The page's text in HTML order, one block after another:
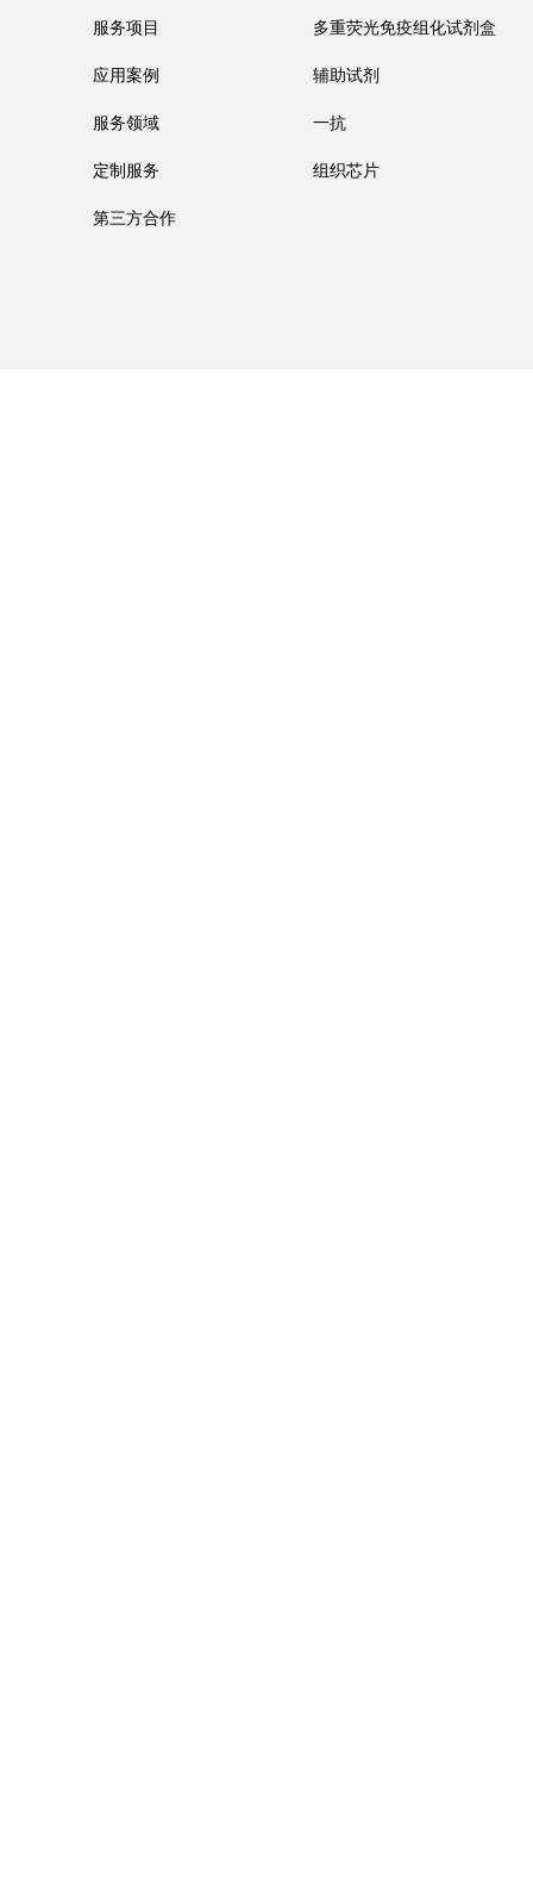
服务项目
应用案例
服务领域
定制服务
第三方合作
多重荧光免疫组化试剂盒
辅助试剂
一抗
组织芯片